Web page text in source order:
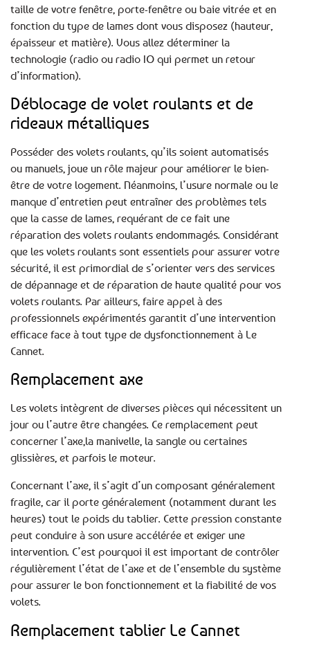
taille de votre fenêtre, porte-fenêtre ou baie vitrée et en
fonction du type de lames dont vous disposez (hauteur,
épaisseur et matière). Vous allez déterminer la
technologie (radio ou radio IO qui permet un retour
d’information).
Déblocage de volet roulants et de
rideaux métalliques
Posséder des volets roulants, qu’ils soient automatisés
ou manuels, joue un rôle majeur pour améliorer le bien-
être de votre logement. Néanmoins, l’usure normale ou le
manque d’entretien peut entraîner des problèmes tels
que la casse de lames, requérant de ce fait une
réparation des volets roulants endommagés. Considérant
que les volets roulants sont essentiels pour assurer votre
sécurité, il est primordial de s’orienter vers des services
de dépannage et de réparation de haute qualité pour vos
volets roulants. Par ailleurs, faire appel à des
professionnels expérimentés garantit d’une intervention
efficace face à tout type de dysfonctionnement à Le
Cannet.
Remplacement axe
Les volets intègrent de diverses pièces qui nécessitent un
jour ou l’autre être changées. Ce remplacement peut
concerner l’axe,la manivelle, la sangle ou certaines
glissières, et parfois le moteur.
Concernant l’axe, il s’agit d’un composant généralement
fragile, car il porte généralement (notamment durant les
heures) tout le poids du tablier. Cette pression constante
peut conduire à son usure accélérée et exiger une
intervention. C’est pourquoi il est important de contrôler
régulièrement l’état de l’axe et de l’ensemble du système
pour assurer le bon fonctionnement et la fiabilité de vos
volets.
Remplacement tablier Le Cannet